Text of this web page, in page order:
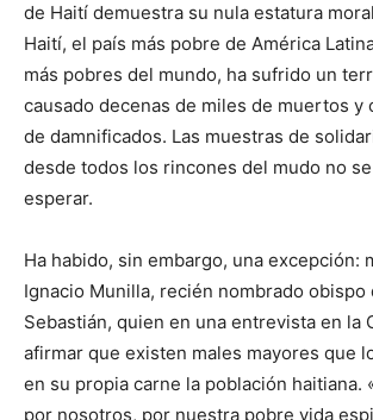
de Haití demuestra su nula estatura moral
Haití, el país más pobre de América
más pobres del mundo, ha sufrido un
causado decenas de miles de muertos y
de damnificados. Las muestras de
desde todos los rincones del mudo no
esperar.
Ha habido, sin embargo, una excepción:
Ignacio Munilla, recién nombrado obispo
Sebastián, quien en una entrevista en la
afirmar que existen males mayores que
en su propia carne la población haitiana.
por nosotros, por nuestra pobre vida